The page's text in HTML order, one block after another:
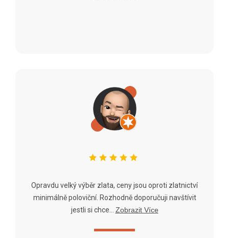
Opravdu velký výběr zlata, ceny jsou oproti zlatnictví
minimálně poloviční. Rozhodně doporučuji navštívit
jestli si chce...
Zobrazit Více